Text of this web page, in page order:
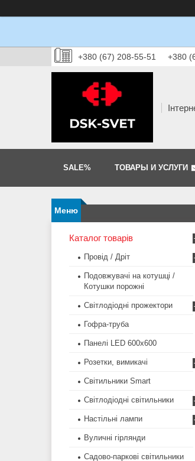
+380 (67) 208-55-51 +380
SALE% ТОВАРЫ И УСЛУГИ
Каталог товарів
Провід / Дріт
Подовжувачі на котушці /
Котушки порожні
Світлодіодні прожектори
Гофра-труба
Панелі LED 600х600
Розетки, вимикачі
Світильники Smart
Світлодіодні світильники
Настільні лампи
Вуличні гірлянди
Садово-паркові світильники